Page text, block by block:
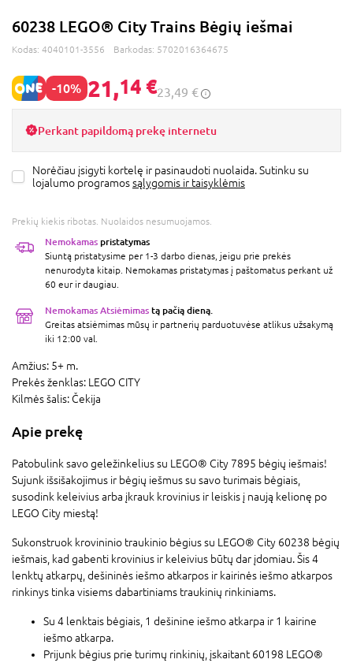
60238 LEGO® City Trains Bėgių iešmai
Kodas: 4040101-3556 Barkodas: 5702016364675
-10% 21,14 €23,49 €
Perkant papildomą prekę internetu
Norėčiau įsigyti kortelę ir pasinaudoti nuolaida. Sutinku su
lojalumo programossąlygomis ir taisyklėmis
Prekių kiekis ribotas. Nuolaidos nesumuojamos.
Nemokamas pristatymas
Siuntą pristatysime per 1-3 darbo dienas, jeigu prie prekės
nenurodyta kitaip. Nemokamas pristatymas į paštomatus perkant už
60 eur ir daugiau.
Nemokamas Atsiėmimas tą pačią dieną.
Greitas atsiėmimas mūsų ir partnerių parduotuvėse atlikus užsakymą
iki 12:00 val.
Amžius: 5+ m.
Prekės ženklas: LEGO CITY
Kilmės šalis: Čekija
Apie prekę
Patobulink savo geležinkelius su LEGO® City 7895 bėgių iešmais!
Sujunk išsišakojimus ir bėgių iešmus su savo turimais bėgiais,
susodink keleivius arba įkrauk krovinius ir leiskis į naują kelionę po
LEGO City miestą!
Sukonstruok krovininio traukinio bėgius su LEGO® City 60238 bėgių
iešmais, kad gabenti krovinius ir keleivius būtų dar įdomiau. Šis 4
lenktų atkarpų, dešininės iešmo atkarpos ir kairinės iešmo atkarpos
rinkinys tinka visiems dabartiniams traukinių rinkiniams.
Su 4 lenktais bėgiais, 1 dešinine iešmo atkarpa ir 1 kairine
iešmo atkarpa.
Prijunk bėgius prie turimų rinkinių, įskaitant 60198 LEGO®